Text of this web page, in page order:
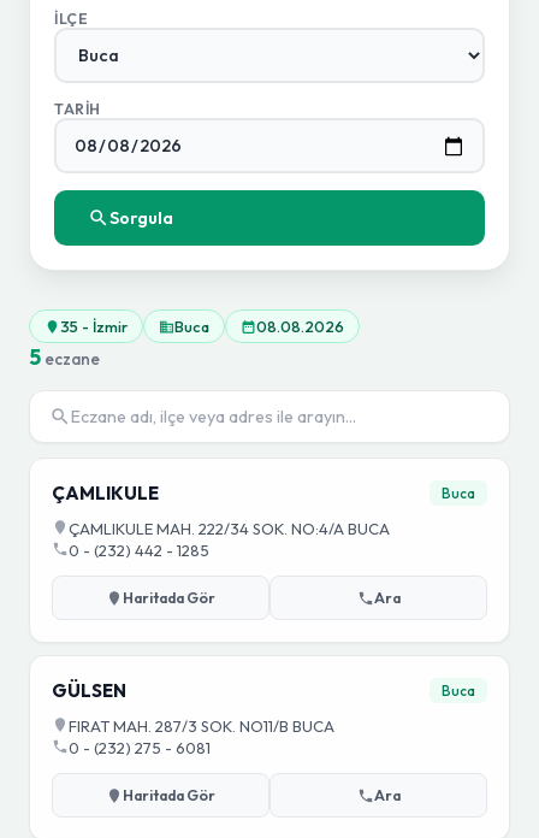
İLÇE
TARIH
Sorgula
35 - İzmir Buca 08.08.2026
5 eczane
ÇAMLIKULE Buca
ÇAMLIKULE MAH. 222/34 SOK. NO:4/A BUCA
0 - (232) 442 - 1285
Haritada Gör Ara
GÜLSEN Buca
FIRAT MAH. 287/3 SOK. NO11/B BUCA
0 - (232) 275 - 6081
Haritada Gör Ara